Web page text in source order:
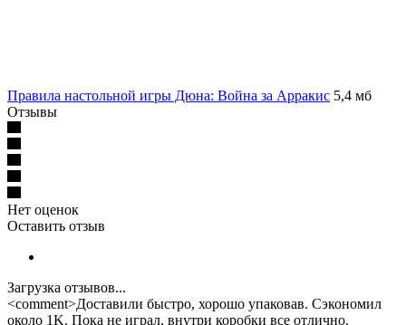
Правила настольной игры Дюна: Война за Арракис 5,4 мб
Отзывы
Нет оценок
Оставить отзыв
Загрузка отзывов...
<comment>Доставили быстро, хорошо упаковав. Сэкономил
около 1K. Пока не играл, внутри коробки все отлично.